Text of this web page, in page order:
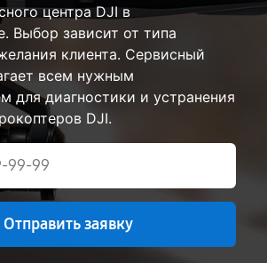
центра DJI в
Выбор зависит от типа
клиента. Сервисный
всем нужным
для диагностики и устранения
DJI.
Отправить заявку